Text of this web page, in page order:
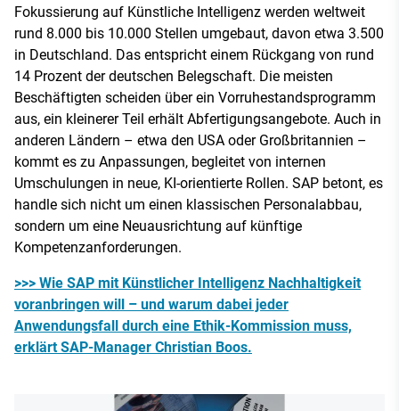
Fokussierung auf Künstliche Intelligenz werden weltweit
rund 8.000 bis 10.000 Stellen umgebaut, davon etwa 3.500
in Deutschland. Das entspricht einem Rückgang von rund
14 Prozent der deutschen Belegschaft. Die meisten
Beschäftigten scheiden über ein Vorruhestandsprogramm
aus, ein kleinerer Teil erhält Abfertigungsangebote. Auch in
anderen Ländern – etwa den USA oder Großbritannien –
kommt es zu Anpassungen, begleitet von internen
Umschulungen in neue, KI-orientierte Rollen. SAP betont, es
handle sich nicht um einen klassischen Personalabbau,
sondern um eine Neuausrichtung auf künftige
Kompetenzanforderungen.
>>> Wie SAP mit Künstlicher Intelligenz Nachhaltigkeit
voranbringen will – und warum dabei jeder
Anwendungsfall durch eine Ethik-Kommission muss,
erklärt SAP-Manager Christian Boos.